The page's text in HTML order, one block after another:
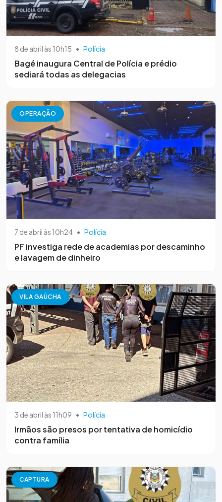
8 de abril às 10h15 • Polícia
Bagé inaugura Central de Polícia e prédio
sediará todas as delegacias
OPERAÇÃO
7 de abril às 10h24 • Polícia
PF investiga rede de academias por descaminho
e lavagem de dinheiro
VILA GAÚCHA
3 de abril às 11h09 • Polícia
Irmãos são presos por tentativa de homicídio
contra família
CAPTURA